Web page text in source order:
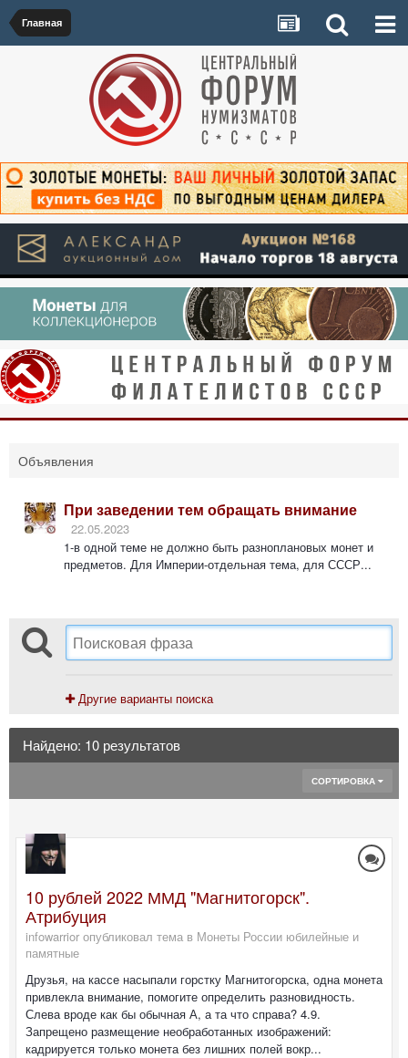
Главная
Объявления
При заведении тем обращать внимание
22.05.2023
1-в одной теме не должно быть разноплановых монет и
предметов. Для Империи-отдельная тема, для СССР...
Другие варианты поиска
Найдено: 10 результатов
СОРТИРОВКА
10 рублей 2022 ММД "Магнитогорск".
Атрибуция
infowarrior опубликовал тема в Монеты России юбилейные и
памятные
Друзья, на кассе насыпали горстку Магнитогорска, одна монета
привлекла внимание, помогите определить разновидность.
Слева вроде как бы обычная А, а та что справа? 4.9.
Запрещено размещение необработанных изображений:
кадрируется только монета без лишних полей вокр...